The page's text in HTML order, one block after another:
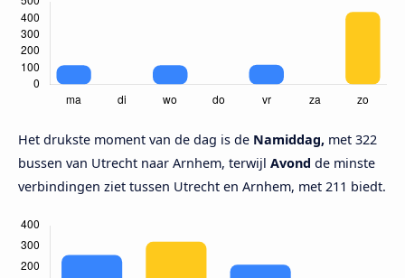
Het drukste moment van de dag is de Namiddag, met 322
bussen van Utrecht naar Arnhem, terwijl Avond de minste
verbindingen ziet tussen Utrecht en Arnhem, met 211 biedt.